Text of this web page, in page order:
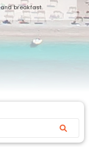
breakfast.